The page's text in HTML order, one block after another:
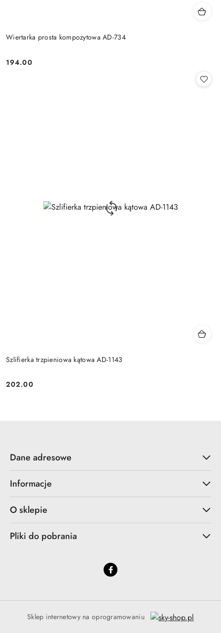
Wiertarka prosta kompozytowa AD-734
Cena:
194.00
Szlifierka trzpieniowa kątowa AD-1143
Cena:
202.00
Dane adresowe
Informacje
O sklepie
Pliki do pobrania
Sklep internetowy na oprogramowaniu